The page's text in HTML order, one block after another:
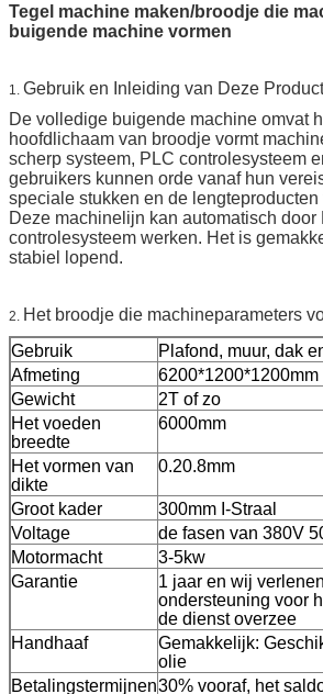
Tegel machine maken/broodje die
buigende machine vormen
1. Gebruik en Inleiding van Deze
De volledige buigende machine omvat
hoofdlichaam van broodje vormt
scherp systeem, PLC controlesysteem
gebruikers kunnen orde vanaf hun
speciale stukken en de lengteproducten
Deze machinelijn kan automatisch door
controlesysteem werken. Het is
stabiel lopend.
2. Het broodje die machineparameters
Gebruik
Plafond, muur, dak
Afmeting
6200*1200*1200mm
Gewicht
2T of zo
Het voeden
breedte
6000mm
Het vormen van
dikte
0.20.8mm
Groot kader
300mm I-Straal
Voltage
de fasen van 380V
Motormacht
3-5kw
Garantie
1 jaar en wij
ondersteuning voor
de dienst overzee
Handhaaf
Gemakkelijk:
olie
Betalingstermijnen30% vooraf, het